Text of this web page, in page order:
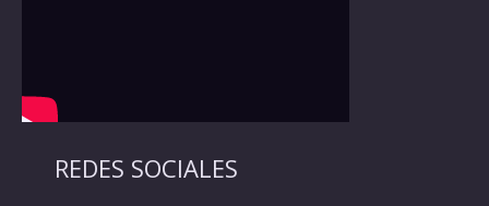
REDES SOCIALES